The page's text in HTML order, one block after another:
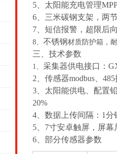
5、太阳能充电管理
6、三米碳钢支架，两
7、短信报警，超限后
8、 不锈钢材质防护箱，
三、技术参数
1、 采集器供电接口：
2、传感器modbus、
3、太阳能供电、配置
20%
4、数据上传间隔：1分
5、7寸安卓触屏，屏
6、部分传感器参数